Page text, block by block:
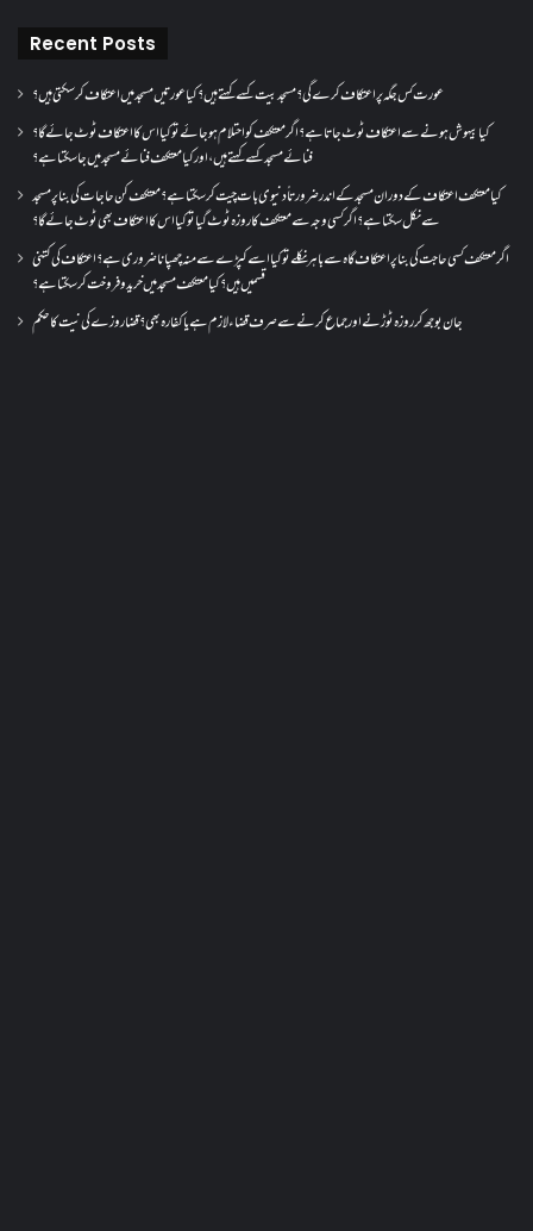
Recent Posts
عورت کس جگہ پر اعتکاف کرے گی؟مسجد بیت کسے کہتے ہیں؟کیا عورتیں مسجد میں اعتکاف کر سکتی ہیں؟
کیا بیہوش ہونے سے اعتکاف ٹوٹ جاتا ہے؟ اگر معتکف کو احتلام ہو جائے تو کیا اس کا اعتکاف ٹوٹ جائے گا؟
فنائے مسجد کسے کہتے ہیں ، اور کیا معتکف فنائے مسجد میں جا سکتا ہے؟
کیا معتکف اعتکاف کے دوران مسجد کے اندر ضرورتاً دنیوی بات چیت کر سکتا ہے؟معتکف کن حاجات کی بنا پر مسجد
سے نکل سکتا ہے؟ اگر کسی وجہ سے معتکف کا روزہ ٹوٹ گیا تو کیا اس کا اعتکاف بھی ٹوٹ جائے گا؟
اگر معتکف کسی حاجت کی بنا پر اعتکاف گاہ سے باہر نکلے تو کیا اسے کپڑے سے منہ چھپانا ضروری ہے؟اعتکاف کی کتنی
قسمیں ہیں؟کیا معتکف مسجد میں خرید و فروخت کر سکتا ہے؟
جان بوجھ کر روزہ ٹوڑنے اور جماع کرنے سے صرف قضاء لازم ہے یا کفارہ بھی؟ قضا روزے کی نیت کا حکم